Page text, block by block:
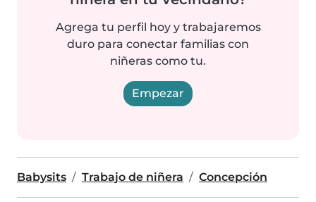
Agrega tu perfil hoy y trabajaremos
duro para conectar familias con
niñeras como tu.
Empezar
Babysits Trabajo de niñera Concepción